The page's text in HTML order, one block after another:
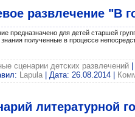
развлечение "В
предназначено для детей старшей
знания полученные в процессе
сценарии детских развлечений
Lapula | Дата: 26.08.2014
литературной